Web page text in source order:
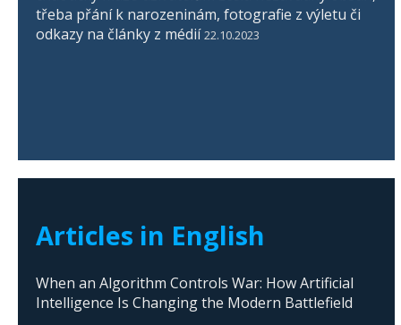
třeba přání k narozeninám, fotografie z výletu či
odkazy na články z médií 22.10.2023
Articles in English
When an Algorithm Controls War: How Artificial
Intelligence Is Changing the Modern Battlefield